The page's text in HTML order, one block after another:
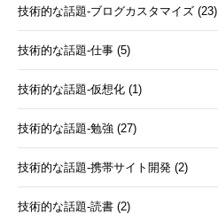
技術的な話題-ブログカスタマイズ (23)
技術的な話題-仕事 (5)
技術的な話題-仮想化 (1)
技術的な話題-勉強 (27)
技術的な話題-携帯サイト開発 (2)
技術的な話題-読書 (2)